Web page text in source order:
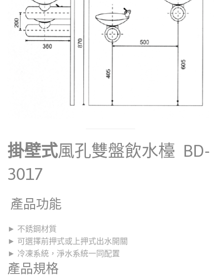
掛壁式風孔雙盤飲水檯 BD-
3017
產品功能
► 不銹鋼材質
► 可選擇前押式或上押式出水開關
► 冷凍系統，淨水系統一同配置
產品規格